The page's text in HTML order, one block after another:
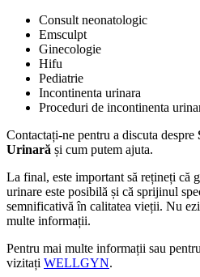
Consult neonatologic
Emsculpt
Ginecologie
Hifu
Pediatrie
Incontinenta urinara
Proceduri de incontinenta
Contactați-ne pentru a discuta despre
Urinară și cum putem ajuta.
La final, este important să rețineți că
urinare este posibilă și că sprijinul
semnificativă în calitatea vieții. Nu
multe informații.
Pentru mai multe informații sau
vizitați WELLGYN.